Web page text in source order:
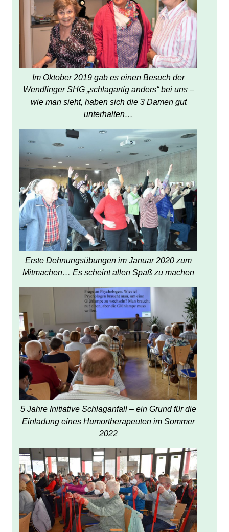
Im Oktober 2019 gab es einen Besuch der
Wendlinger SHG „schlagartig anders“ bei uns –
wie man sieht, haben sich die 3 Damen gut
unterhalten…
Erste Dehnungsübungen im Januar 2020 zum
Mitmachen… Es scheint allen Spaß zu machen
5 Jahre Initiative Schlaganfall – ein Grund für die
Einladung eines Humortherapeuten im Sommer
2022